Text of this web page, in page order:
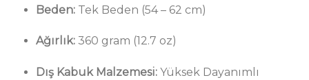
Beden:Tek Beden (54 – 62 cm)
Ağırlık:360 gram (12.7 oz)
Dış Kabuk Malzemesi:Yüksek Dayanımlı